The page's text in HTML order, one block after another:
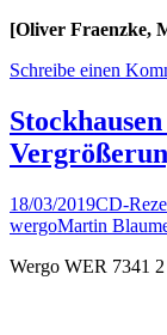
[Oliver Fraenzke,
Schreibe einen
18/03/2019CD-
wergoMartin
Wergo WER 7341